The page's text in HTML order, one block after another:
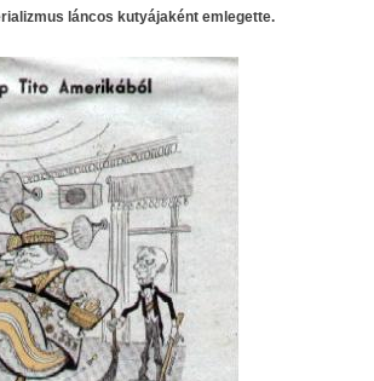
láncos kutyájaként emlegette.